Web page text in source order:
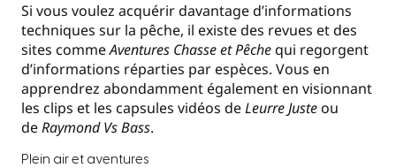
Si vous voulez acquérir davantage d’informations
techniques sur la pêche, il existe des revues et des
sites commeAventures Chasse et Pêchequi regorgent
d’informations réparties par espèces. Vous en
apprendrez abondamment également en visionnant
les clips et les capsules vidéos deLeurre Justeou
deRaymond Vs Bass.
Plein air et aventures